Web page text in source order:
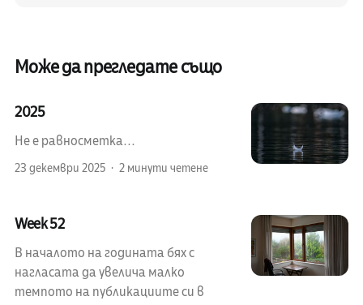
Може да прегледате също
2025
Не е равносметка...
23 декември 2025 2 минути четене
Week 52
В началото на годината бях с
нагласата да увелича малко
темпото на публикациите си в